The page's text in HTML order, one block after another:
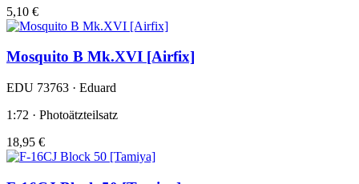
5,10 €
Mosquito B Mk.XVI [Airfix]
EDU 73763 · Eduard
1:72 · Photoätzteilsatz
18,95 €